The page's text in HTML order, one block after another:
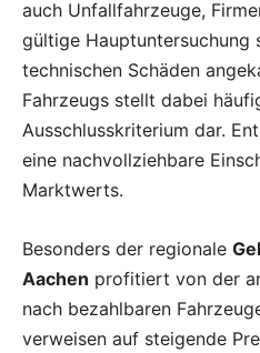
auch Unfallfahrzeuge,
gültige Hauptuntersuchung
technischen Schäden
Fahrzeugs stellt dabei
Ausschlusskriterium dar.
eine nachvollziehbare
Marktwerts.
Besonders der regionale
Aachen profitiert von der
nach bezahlbaren
verweisen auf steigende